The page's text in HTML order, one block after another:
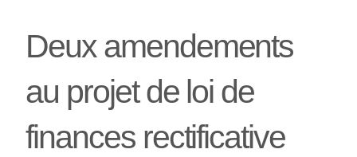
Deux amendements
au projet de loi de
finances rectificative